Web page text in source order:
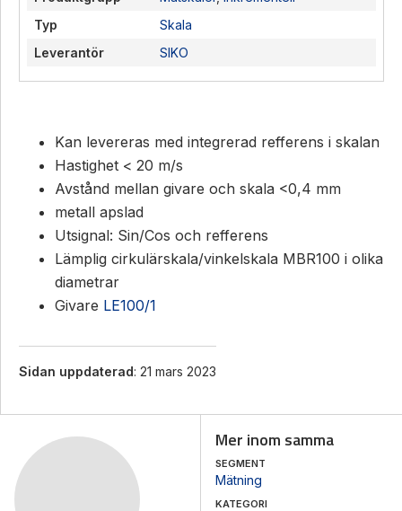
Mer inom samma
SEGMENT
Mätning
KATEGORI
Typ
Skala
Leverantör
SIKO
Kan levereras med integrerad refferens i skalan
Hastighet < 20 m/s
Avstånd mellan givare och skala <0,4 mm
metall apslad
Utsignal: Sin/Cos och refferens
Lämplig cirkulärskala/vinkelskala MBR100 i olika
diametrar
Givare LE100/1
Sidan uppdaterad: 21 mars 2023